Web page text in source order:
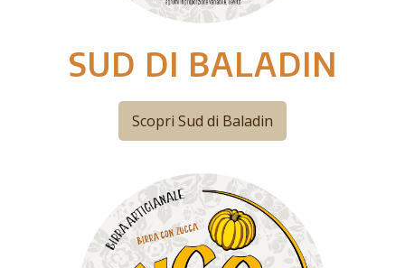
SUD DI BALADIN
Scopri Sud di Baladin